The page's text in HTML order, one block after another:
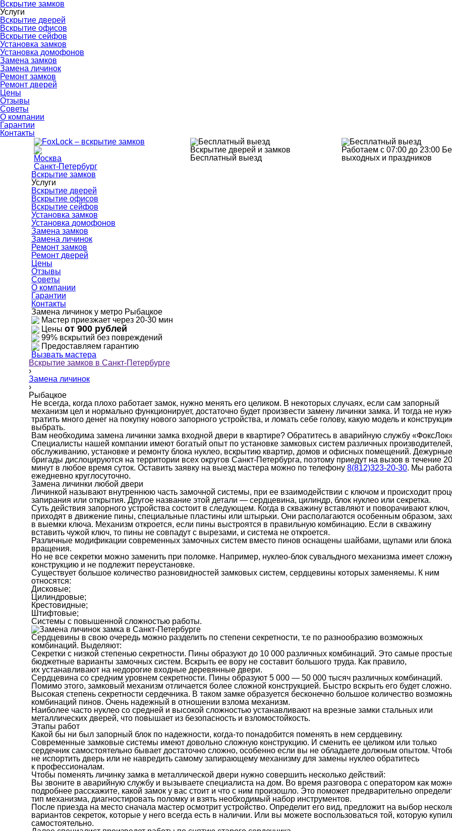
Вскрытие замков
Услуги
Вскрытие дверей
Вскрытие офисов
Вскрытие сейфов
Установка замков
Установка домофонов
Замена замков
Замена личинок
Ремонт замков
Ремонт дверей
Цены
Отзывы
Советы
О компании
Гарантии
Контакты
Москва
Санкт-Петербург
Вскрытие дверей и замков
Бесплатный выезд
Работаем с 07:00 до 23:00
выходных и праздников
Вскрытие замков
Услуги
Вскрытие дверей
Вскрытие офисов
Вскрытие сейфов
Установка замков
Установка домофонов
Замена замков
Замена личинок
Ремонт замков
Ремонт дверей
Цены
Отзывы
Советы
О компании
Гарантии
Контакты
Замена личинок у метро Рыбацкое
Мастер приезжает через 20-30 мин
Цены от 900 рублей
99% вскрытий без повреждений
Предоставляем гарантию
Вызвать мастера
Вскрытие замков в Санкт-Петербурге
›
Замена личинок
›
Рыбацкое
Не всегда, когда плохо работает замок, нужно менять его целиком. В некоторых случаях, если сам запорный
механизм цел и нормально функционирует, достаточно будет произвести замену личинки замка. И тогда не
тратить много денег на покупку нового запорного устройства, и ломать себе голову, какую модель и
выбрать.
Вам необходима замена личинки замка входной двери в квартире? Обратитесь в аварийную службу
Специалисты нашей компании имеют богатый опыт по установке замковых систем различных производителей,
обслуживанию, установке и ремонту блока нуклео, вскрытию квартир, домов и офисных помещений. Дежурные
бригады дислоцируются на территории всех округов Санкт-Петербурга, поэтому приедут на вызов в течение
минут в любое время суток. Оставить заявку на выезд мастера можно по телефону 8(812)323-20-30. Мы
ежедневно круглосуточно.
Замена личинки любой двери
Личинкой называют внутреннюю часть замочной системы, при ее взаимодействии с ключом и происходит
запирания или открытия. Другое название этой детали — сердцевина, цилиндр, блок нуклео или секретка.
Суть действия запорного устройства состоит в следующем. Когда в скважину вставляют и поворачивают ключ,
приходят в движение пины, специальные пластины или штырьки. Они располагаются особенным образом,
в выемки ключа. Механизм откроется, если пины выстроятся в правильную комбинацию. Если в скважину
вставить чужой ключ, то пины не совпадут с вырезами, и система не откроется.
Различные модификации современных замочных систем вместо пинов оснащены шайбами, щупами или
вращения.
Но не все секретки можно заменить при поломке. Например, нуклео-блок сувальдного механизма имеет
конструкцию и не подлежит переустановке.
Существует большое количество разновидностей замковых систем, сердцевины которых заменяемы. К ним
относятся:
Дисковые;
Цилиндровые;
Крестовидные;
Штифтовые;
Системы с повышенной сложностью работы.
Сердцевины в свою очередь можно разделить по степени секретности, т.е по разнообразию возможных
комбинаций. Выделяют:
Секретки с низкой степенью секретности. Пины образуют до 10 000 различных комбинаций. Это самые
бюджетные варианты замочных систем. Вскрыть ее вору не составит большого труда. Как правило,
их устанавливают на недорогие входные деревянные двери.
Сердцевина со средним уровнем секретности. Пины образуют 5 000 — 50 000 тысяч различных комбинаций.
Помимо этого, замковый механизм отличается более сложной конструкцией. Быстро вскрыть его будет сложно.
Высокая степень секретности сердечника. В таком замке образуется бесконечно большое количество
комбинаций пинов. Очень надежный в отношении взлома механизм.
Наиболее часто нуклео со средней и высокой сложностью устанавливают на врезные замки стальных или
металлических дверей, что повышает из безопасность и взломостойкость.
Этапы работ
Какой бы ни был запорный блок по надежности, когда-то понадобится поменять в нем сердцевину.
Современные замковые системы имеют довольно сложную конструкцию. И сменить ее целиком или только
сердечник самостоятельно бывает достаточно сложно, особенно если вы не обладаете должным опытом.
не испортить дверь или не навредить самому запирающему механизму для замены нуклео обратитесь
к профессионалам.
Чтобы поменять личинку замка в металлической двери нужно совершить несколько действий:
Вы звоните в аварийную службу и вызываете специалиста на дом. Во время разговора с оператором как
подробнее расскажите, какой замок у вас стоит и что с ним произошло. Это поможет предварительно
тип механизма, диагностировать поломку и взять необходимый набор инструментов.
После приезда на место сначала мастер осмотрит устройство. Определит его вид, предложит на выбор
вариантов секреток, которые у него всегда есть в наличии. Или вы можете воспользоваться той, которую
самостоятельно.